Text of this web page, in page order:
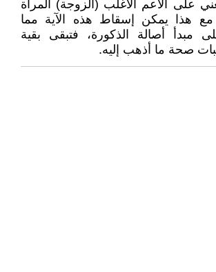
على الأعم الأغلب (الزوجة) المرأة
مع هذا يمكن إسقاط هذه الآية مما
مبدأ أصالة الذكورة، فتبقى بقية
صحة ما أذهب إليه.